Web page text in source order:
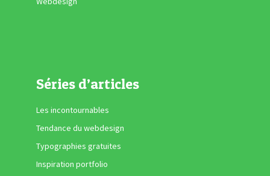
Séries d’articles
Les incontournables
Tendance du webdesign
Typographies gratuites
Inspiration portfolio